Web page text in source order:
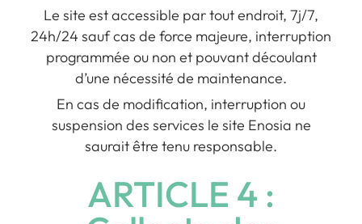
Le site est accessible par tout endroit, 7j/7,
24h/24 sauf cas de force majeure, interruption
programmée ou non et pouvant découlant
d’une nécessité de maintenance.
En cas de modification, interruption ou
suspension des services le site Enosia ne
saurait être tenu responsable.
ARTICLE 4 :